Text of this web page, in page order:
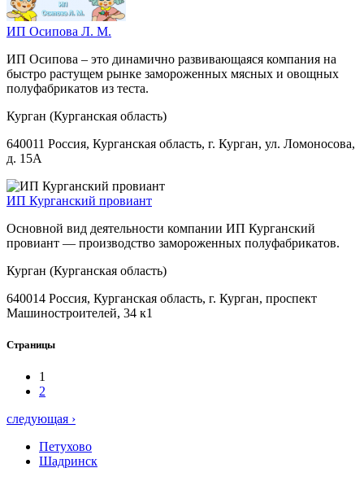
ИП Осипова Л. М.
ИП Осипова – это динамично развивающаяся компания на
быстро растущем рынке замороженных мясных и овощных
полуфабрикатов из теста.
Курган (Курганская область)
640011 Россия, Курганская область, г. Курган, ул. Ломоносова,
д. 15А
ИП Курганский провиант
Основной вид деятельности компании ИП Курганский
провиант — производство замороженных полуфабрикатов.
Курган (Курганская область)
640014 Россия, Курганская область, г. Курган, проспект
Машиностроителей, 34 к1
Страницы
1
2
следующая ›
Петухово
Шадринск